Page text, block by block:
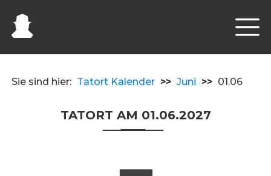
Sie sind hier: Tatort Kalender >> Juni >> 01.06
TATORT AM 01.06.2027